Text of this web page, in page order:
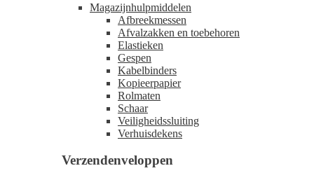
Magazijnhulpmiddelen
Afbreekmessen
Afvalzakken en toebehoren
Elastieken
Gespen
Kabelbinders
Kopieerpapier
Rolmaten
Schaar
Veiligheidssluiting
Verhuisdekens
Verzendenveloppen